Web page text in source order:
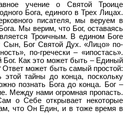
учение о Святой Троице
Бога, единого в Трех Лицах.
писателя, мы веруем в
Мы верим, что Бог, оставаясь
Троичным. В едином Боге
Сын, Бог Святой Дух. «Лицо» по-
по-гречески – «ипостась».
Бог. Как это может быть – Единый
Ответ может быть самый простой:
этой тайны до конца, поскольку
познать Бога до конца. Бог –
Между нами огромная пропасть.
о Себе открывает некоторые
что Он Един, и в тоже время в